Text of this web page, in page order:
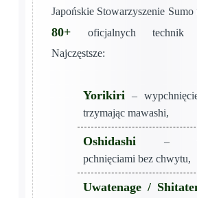
Japońskie Stowarzyszenie
80+oficjalnych
Najczęstsze:
Yorikiri–
trzymając mawashi,
Oshidashi–
pchnięciami bez chwytu,
Uwatenage /